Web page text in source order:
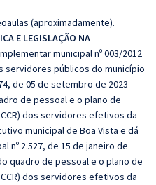
(aproximadamente).
E LEGISLAÇÃO NA
municipal nº 003/2012
servidores públicos do município
de 05 de setembro de 2023
de pessoal e o plano de
dos servidores efetivos da
municipal de Boa Vista e dá
nº 2.527, de 15 de janeiro de
quadro de pessoal e o plano de
dos servidores efetivos da